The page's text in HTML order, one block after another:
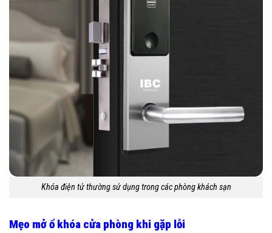
Khóa điện tử thường sử dụng trong các phòng khách sạn
Mẹo mở ổ khóa cửa phòng khi gặp lỗi